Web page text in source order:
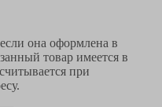
она оформлена в
товар имеется в
при